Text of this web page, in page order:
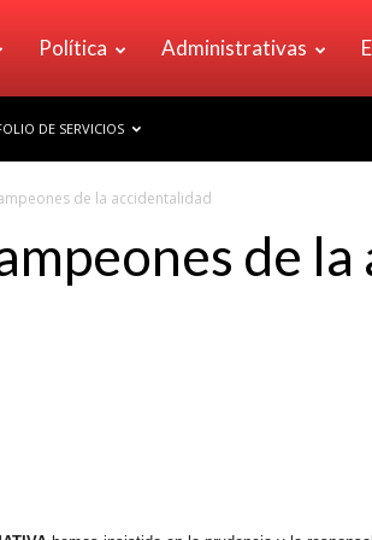
Política Administrativas
DE SERVICIOS
de la accidentalidad
de